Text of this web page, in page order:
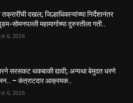
तक्रारींची दखल; जिल्हाधिकाऱ्यांच्या निर्देशानंतर
सोमनपल्ली महामार्गाच्या दुरुस्तीला गती..
6, 2026
सरसकट थकबाकी द्यावी; अन्यथा बेमुदत धरणे
– कंत्राटदार आक्रमक..
6, 2026